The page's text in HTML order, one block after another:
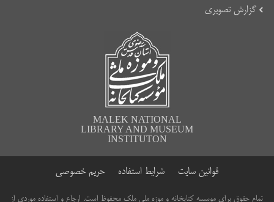
گزارش تصویری
MALEK NATIONAL
LIBRARY AND MUSEUM
INSTITUTON
قوانین سایت شرایط استفاده حریم خصوصی
تمام حقوق برای موسسه کتابخانه و موزه ملی ملک محفوظ است. ارجاع و استفاده موردی از